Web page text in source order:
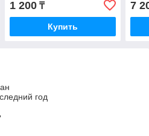
1 200₸
Купить
7
год